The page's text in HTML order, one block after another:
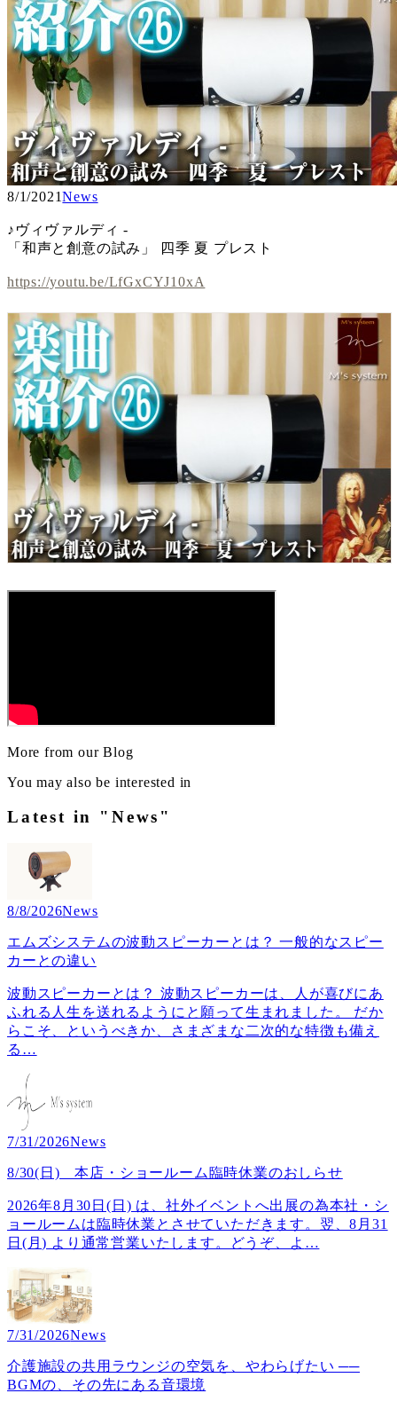
8/1/2021News
♪ヴィヴァルディ -
「和声と創意の試み」 四季 夏 プレスト
https://youtu.be/LfGxCYJ10xA
More from our Blog
You may also be interested in
Latest in "News"
8/8/2026News
エムズシステムの波動スピーカーとは？ 一般的なスピー
カーとの違い
波動スピーカーとは？ 波動スピーカーは、人が喜びにあ
ふれる人生を送れるようにと願って生まれました。 だか
らこそ、というべきか、さまざまな二次的な特徴も備え
る …
7/31/2026News
8/30(日) 本店・ショールーム臨時休業のおしらせ
2026年8月30日(日) は、社外イベントへ出展の為本社・シ
ョールームは臨時休業とさせていただきます。翌、8月31
日(月) より通常営業いたします。どうぞ、よ …
7/31/2026News
介護施設の共用ラウンジの空気を、やわらげたい ──
BGMの、その先にある音環境